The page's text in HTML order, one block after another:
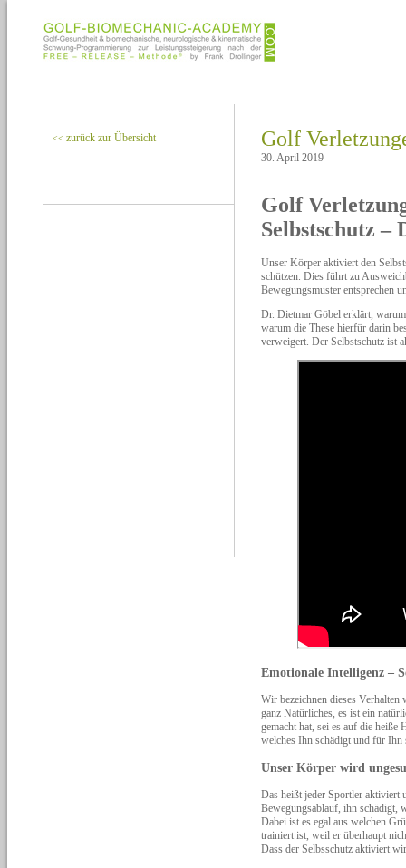
<< zurück zur Übersicht Golf
30. April 2019
Golf
Selbstschutz –
Unser Körper aktiviert den
schützen. Dies führt zu
Bewegungsmuster entsprechen
Dr. Dietmar Göbel erklärt,
warum die These hierfür darin
verweigert. Der Selbstschutz ist
Emotionale Intelligenz –
Wir bezeichnen dieses
ganz Natürliches, es ist ein
gemacht hat, sei es auf die
welches Ihn schädigt und für Ihn
Unser Körper wird
Das heißt jeder Sportler aktiviert
Bewegungsablauf, ihn schädigt,
Dabei ist es egal aus welchen
trainiert ist, weil er überhaupt
Dass der Selbsschutz aktiviert